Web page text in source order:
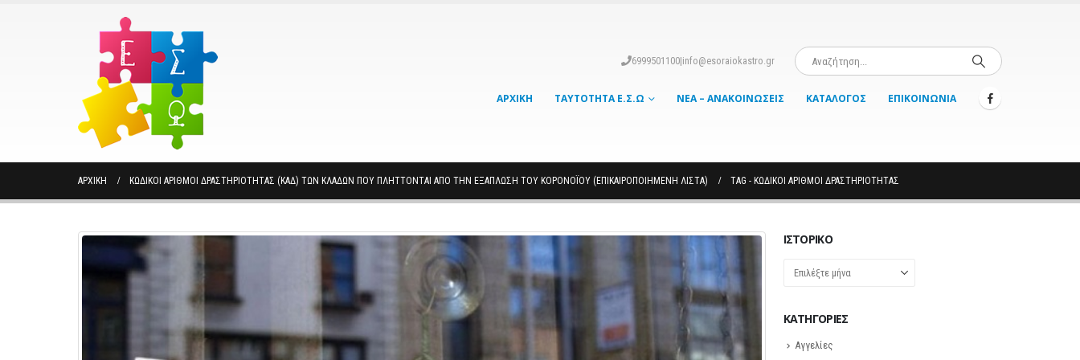
6999501100|info@esoraiokastro.gr
ΑΡΧΙΚΉ ΤΑΥΤΌΤΗΤΑ Ε.Σ.Ω ΝΈΑ – ΑΝΑΚΟΙΝΏΣΕΙΣ ΚΑΤΆΛΟΓΟΣ ΕΠΙΚΟΙΝΩΝΊΑ
ΑΡΧΙΚΉ ΚΩΔΙΚΟΊ ΑΡΙΘΜΟΊ ΔΡΑΣΤΗΡΙΌΤΗΤΑΣ (ΚΑΔ) ΤΩΝ ΚΛΆΔΩΝ ΠΟΥ ΠΛΉΤΤΟΝΤΑΙ ΑΠΌ ΤΗΝ ΕΞΆΠΛΩΣΗ ΤΟΥ ΚΟΡΟΝΟΪΟΎ (ΕΠΙΚΑΙΡΟΠΟΙΗΜΈΝΗ ΛΊΣΤΑ) TAG - ΚΩΔΙΚΟΊ ΑΡΙΘΜΟΊ ΔΡΑΣΤΗΡΙΌΤΗΤΑΣ
ΙΣΤΟΡΙΚΌ
Ιστορικό
KΑΤΗΓΟΡΊΕΣ
Αγγελίες